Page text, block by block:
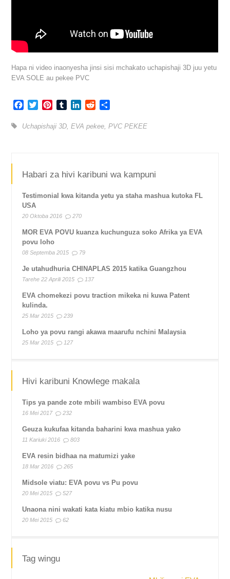
Hapa ni video inaonyesha jinsi sisi mchakato uchapishaji 3D juu yetu
EVA SOLE au pekee PVC
Facebook
TwitterPinterestTumblrLinkedInReddit
Uchapishaji 3D,EVA pekee,PVC PEKEE
Habari za hivi karibuni wa kampuni
Testimonial kwa kitanda yetu ya staha mashua kutoka FL
USA
20 Oktoba 2016 270
MOR EVA POVU kuanza kuchunguza soko Afrika ya EVA
povu loho
08 Septemba 2015 79
Je utahudhuria CHINAPLAS 2015 katika Guangzhou
Tarehe 22 Aprili 2015 137
EVA chomekezi povu traction mikeka ni kuwa Patent
kulinda.
25 Mar 2015 239
Loho ya povu rangi akawa maarufu nchini Malaysia
25 Mar 2015 127
Hivi karibuni Knowlege makala
Tips ya pande zote mbili wambiso EVA povu
16 Mei 2017 232
Geuza kukufaa kitanda baharini kwa mashua yako
11 Kariuki 2016 803
EVA resin bidhaa na matumizi yake
18 Mar 2016 265
Midsole viatu: EVA povu vs Pu povu
20 Mei 2015 527
Unaona nini wakati kata kiatu mbio katika nusu
20 Mei 2015 62
Tag wingu